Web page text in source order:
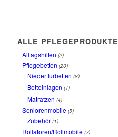
ALLE PFLEGEPRODUKTE
Alltagshilfen (2)
Pflegebetten (20)
Niederflurbetten (8)
Betteinlagen (1)
Matratzen (4)
Seniorenmobile (5)
Zubehör (1)
Rollatoren/Rollmobile (7)